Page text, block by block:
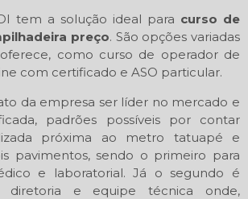
tem a solução ideal para curso de
preço. São opções variadas
como curso de operador de
com certificado e ASO particular.
da empresa ser líder no mercado e
padrões possíveis por contar
próxima ao metro tatuapé e
pavimentos, sendo o primeiro para
e laboratorial. Já o segundo é
diretoria e equipe técnica onde,